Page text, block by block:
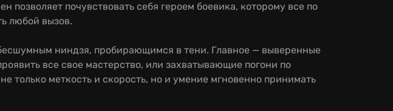
почувствовать себя героем боевика, которому все по
любой вызов.
ниндзя, пробирающимся в тени. Главное — выверенные
все свое мастерство, или захватывающие погони по
только меткость и скорость, но и умение мгновенно принимать